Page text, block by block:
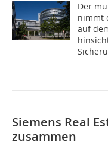
Der
nimmt
auf
Siemens Real
zusammen